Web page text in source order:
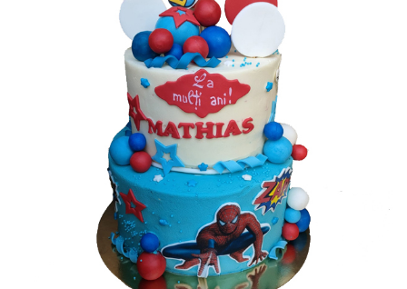
Torturi in frosting- crema pentru
Tortulețe 1.7 kg - 2 kg